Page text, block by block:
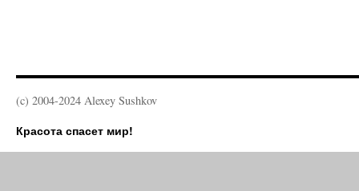
(c) 2004-2024 Alexey Sushkov
Красота спасет мир!